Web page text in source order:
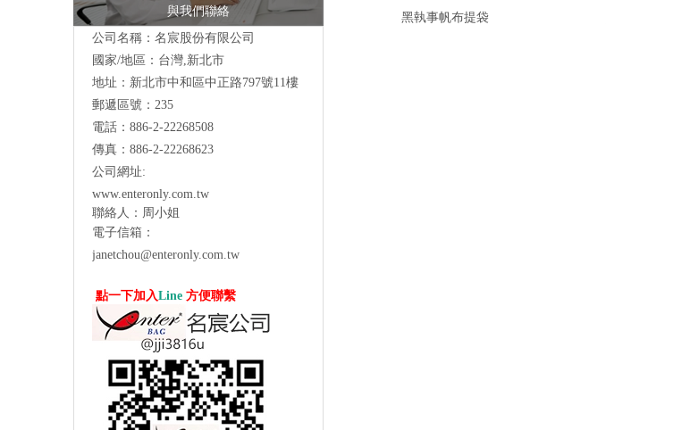
與我們聯絡
公司名稱：名宸股份有限公司
國家/地區：台灣,新北市
地址：新北市中和區中正路797號11樓
郵遞區號：235
電話：886-2-22268508
傳真：886-2-22268623
公司網址:
www.enteronly.com.tw
聯絡人：周小姐
電子信箱：
janetchou@enteronly.com.tw
點一下加入Line 方便聯繫
黑執事帆布提袋